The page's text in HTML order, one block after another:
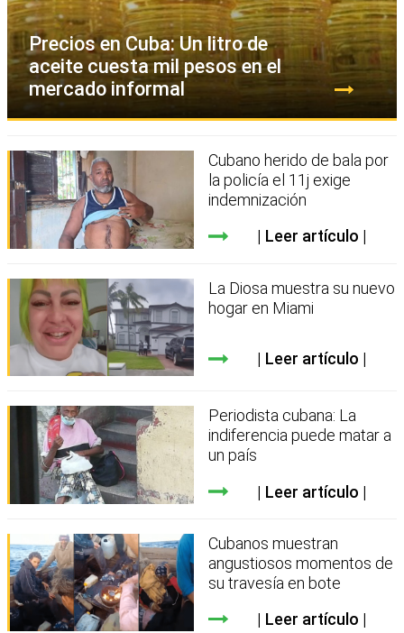
Precios en Cuba: Un litro de
aceite cuesta mil pesos en el
mercado informal
Cubano herido de bala por
la policía el 11j exige
indemnización
Leer artículo
La Diosa muestra su nuevo
hogar en Miami
Leer artículo
Periodista cubana: La
indiferencia puede matar a
un país
Leer artículo
Cubanos muestran
angustiosos momentos de
su travesía en bote
Leer artículo